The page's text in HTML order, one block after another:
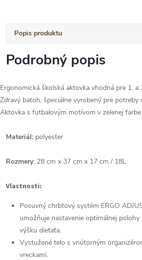
Popis produktu
Podrobný popis
Ergonomická školská aktovka vhodná pre 1.
Zdravý batoh, špeciálne vyrobený pre potreby
Aktovka s futbalovým motívom v zelenej farbe.
Materiál: polyester
Rozmery: 28 cm x 37 cm x 17 cm / 18L
Vlastnosti:
Posuvný chrbtový systém ERGO
umožňuje nastavenie optimálnej
výšku dieťaťa.
Vystužené telo s vnútorným
vreckami.